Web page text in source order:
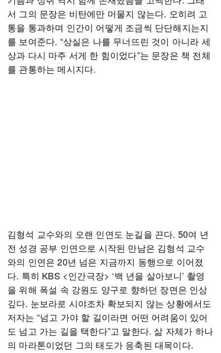
서 그의 문장은 비탄에만 머물지 않는다. 오히려 고
통을 통과하며 인간이 어떻게 조금씩 단단해지는지
를 보여준다. “상실은 나를 무너뜨린 것이 아니라 세
상과 다시 마주 서게 한 힘이었다”는 문장은 책 전체
를 관통하는 메시지다.
김형석 교수와의 오랜 인연도 눈길을 끈다. 50여 년
전 성경 공부 인연으로 시작된 만남은 김형석 교수
와의 인연은 20년 넘은 지금까지 동행으로 이어졌
다. 특히 KBS <인간극장> ‘백 년을 살아보니’ 촬영
을 위해 폭설 속 강원도 양구로 향하던 장면은 인상
깊다. 눈보라로 시야조차 확보되지 않는 상황에서도
저자는 “넘고 가야 할 길이라면 어떤 어려움이 있어
도 넘고 가는 길을 택한다”고 말한다. 삶 자체가 하나
의 마라톤이었던 그의 태도가 응축된 대목이다.